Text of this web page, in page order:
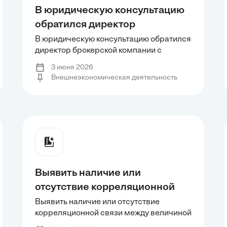
В юридическую консультацию
обратился директор
брокерской компании с
просьбой дать консультацию по
вопросу, вправе ли брокерская
компания-резидент, не
российских эмитентов,
В юридическую консультацию обратился
директор брокерской компании с
просьбой дать консультацию по вопросу,
вправе ли брокерская компания-
резидент, не имеющая валютной
3 июня 2026
Внешнеэкономическая деятельность
Выявить наличие или
отсутствие корреляционной
связи между величиной
таможенных платежей и
Выявить наличие или отсутствие
корреляционной связи между величиной
таможенных платежей и